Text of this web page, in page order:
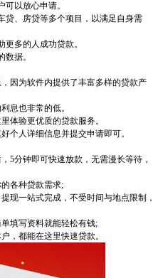
以放心申请。
贷、房贷等多个项目，以满足自身需
多的人成功贷款。
据。
因为软件内提供了丰富多样的贷款产
息也非常的低。
体验更优质的贷款服务。
个人详细信息并提交申请即可。
5分钟即可快速放款，无需漫长等待，
各种贷款需求;
现一站式完成，不受时间与地点限制，
填写资料就能轻松有钱;
，都能在这里快速贷款。